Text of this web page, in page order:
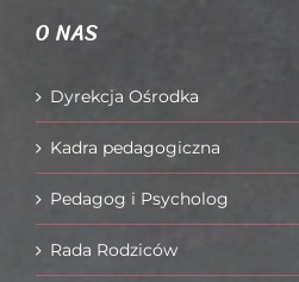
O NAS
Dyrekcja Ośrodka
Kadra pedagogiczna
Pedagog i Psycholog
Rada Rodziców